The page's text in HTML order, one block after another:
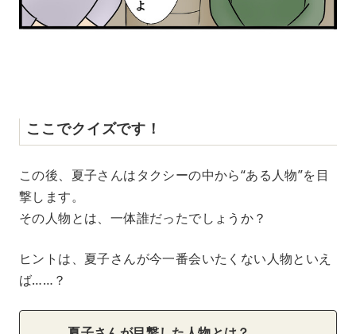
ここでクイズです！
この後、夏子さんはタクシーの中から“ある人物”を目
撃します。
その人物とは、一体誰だったでしょうか？
ヒントは、夏子さんが今一番会いたくない人物といえ
ば……？